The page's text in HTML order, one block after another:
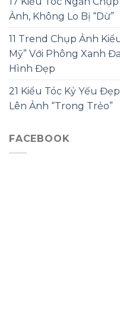
Ảnh, Không Lo Bị “Dừ”
11 Trend Chụp Ảnh
Mỹ” Với Phông Xanh
Hình Đẹp
21 Kiểu Tóc Kỷ Yếu
Lên Ảnh “Trong Trẻo”
FACEBOOK